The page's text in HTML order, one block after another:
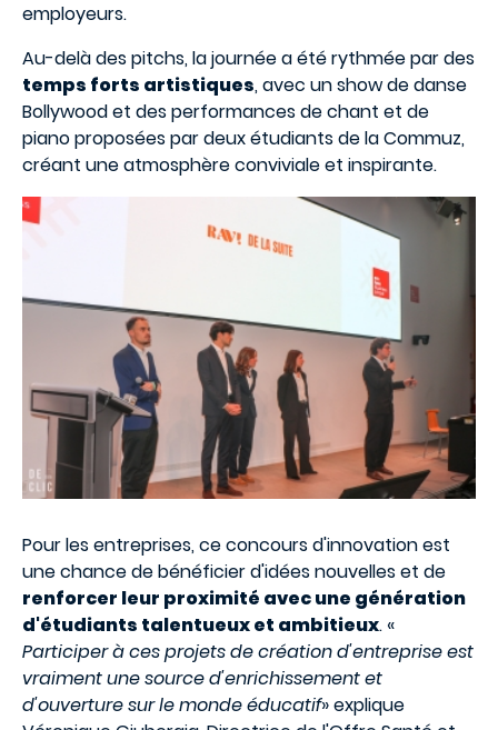
employeurs.
Au-delà des pitchs, la journée a été rythmée par des
temps forts artistiques, avec un show de danse
Bollywood et des performances de chant et de
piano proposées par deux étudiants de la Commuz,
créant une atmosphère conviviale et inspirante.
Pour les entreprises, ce concours d'innovation est
une chance de bénéficier d'idées nouvelles et de
renforcer leur proximité avec une génération
d'étudiants talentueux et ambitieux. «
Participer à ces projets de création d'entreprise est
vraiment une source d'enrichissement et
d'ouverture sur le monde éducatif» explique